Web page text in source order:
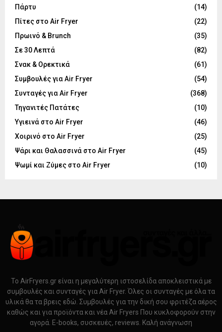
Πάρτυ
(14)
Πίτες στο Air Fryer
(22)
Πρωινό & Brunch
(35)
Σε 30 Λεπτά
(82)
Σνακ & Ορεκτικά
(61)
Συμβουλές για Air Fryer
(54)
Συνταγές για Air Fryer
(368)
Τηγανιτές Πατάτες
(10)
Υγιεινά στο Air Fryer
(46)
Χοιρινό στο Air Fryer
(25)
Ψάρι και Θαλασσινά στο Air Fryer
(45)
Ψωμί και Ζύμες στο Air Fryer
(10)
Το AirFryers.gr είναι η μεγαλύτερη ιστοσελίδα αποκλειστικά με
συμβουλές και συνταγές για Air Fryer. Όλες οι συνταγές με όλα τα
υλικά θα τα βρεις εδώ. Συμβουλές για την δική σου φριτέζα αέρος
καθώς και για προϊόντα και νέα Air Fryers Που κυκλοφορούν στην
αγορά. E-books, συσκευές, reviews. Καλή ανάγνωση